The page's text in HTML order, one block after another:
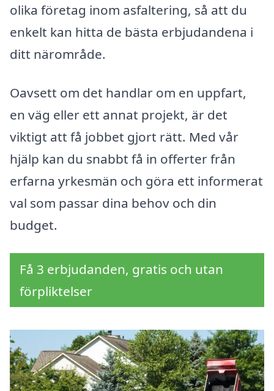
olika företag inom asfaltering, så att du
enkelt kan hitta de bästa erbjudandena i
ditt närområde.
Oavsett om det handlar om en uppfart,
en väg eller ett annat projekt, är det
viktigt att få jobbet gjort rätt. Med vår
hjälp kan du snabbt få in offerter från
erfarna yrkesmän och göra ett informerat
val som passar dina behov och din
budget.
Få 3 erbjudanden, gratis och utan
förpliktelser